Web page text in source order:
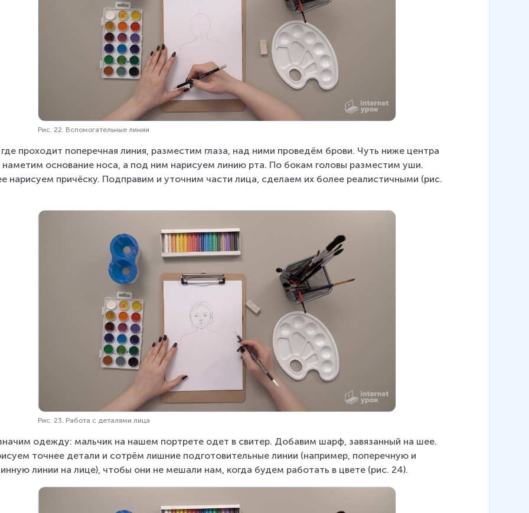
Рис. 22. Вспомогательные линии
проходит поперечная линия, разместим глаза, над ними проведём брови. Чуть ниже центра
наметим основание носа, а под ним нарисуем линию рта. По бокам головы разместим уши.
нарисуем причёску. Подправим и уточним части лица, сделаем их более реалистичными (рис.
Рис. 23. Работа с деталями лица
одежду: мальчик на нашем портрете одет в свитер. Добавим шарф, завязанный на шее.
точнее детали и сотрём лишние подготовительные линии (например, поперечную и
линии на лице), чтобы они не мешали нам, когда будем работать в цвете (рис. 24).